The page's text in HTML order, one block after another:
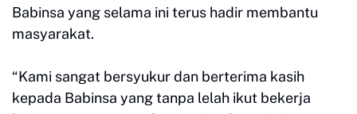
Babinsa yang selama ini terus hadir membantu
masyarakat.
“Kami sangat bersyukur dan berterima kasih
kepada Babinsa yang tanpa lelah ikut bekerja